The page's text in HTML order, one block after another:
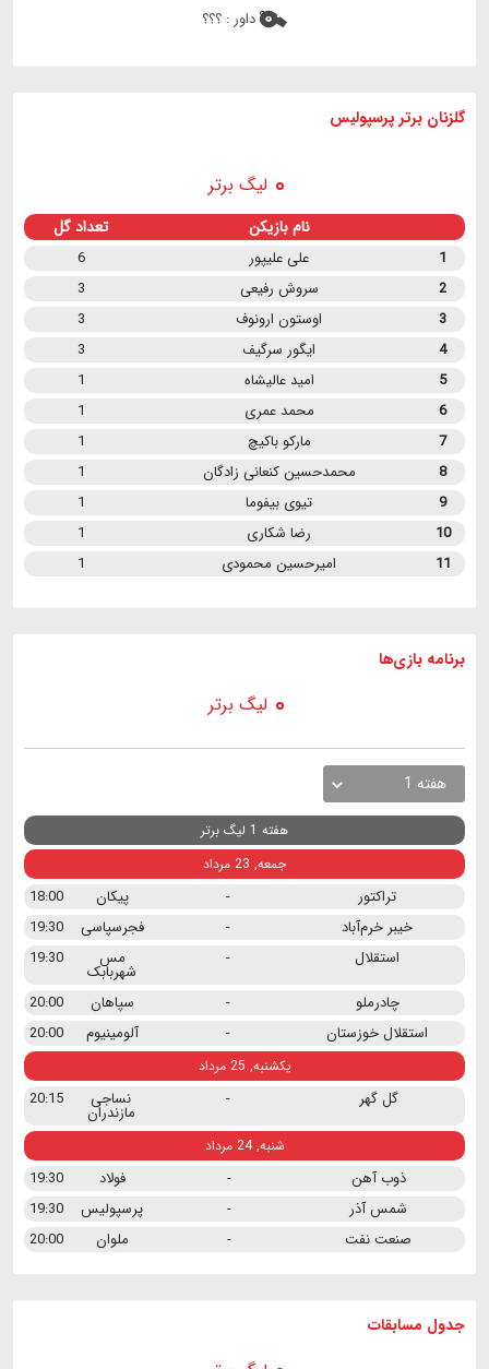
داور : ؟؟؟
گلزنان برتر پرسپولیس
لیگ برتر
نام بازیکن تعداد گل
1 علی علیپور
6
2
سروش رفیعی
3
3
اوستون ارونوف
3
4
ایگور سرگیف
3
5
امید عالیشاه
1
6
محمد عمری
1
7
مارکو باکیچ
1
8
محمدحسین کنعانی زادگان
1
9
تیوی بیفوما
1
10
رضا شکاری
1
11
امیرحسین محمودی 1
برنامه بازی ها
لیگ برتر
هفته 1
هفته 1 لیگ برتر
جمعه, 23 مرداد
تراکتور - پیکان
18:00
خیبر خرم‌آباد
- فجرسپاسی
19:30
استقلال
- مس
شهربابک
19:30
چادرملو
- سپاهان
20:00
استقلال خوزستان
- آلومینیوم 20:00
یکشنبه, 25 مرداد
گل گهر - نساجی
مازندران
20:15
شنبه, 24 مرداد
ذوب آهن - فولاد
19:30
شمس آذر
- پرسپولیس
19:30
صنعت نفت
- ملوان 20:00
جدول مسابقات